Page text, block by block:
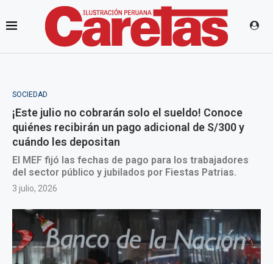
SOCIEDAD
¡Este julio no cobrarán solo el sueldo! Conoce
quiénes recibirán un pago adicional de S/300 y
cuándo les depositan
El MEF fijó las fechas de pago para los trabajadores
del sector público y jubilados por Fiestas Patrias.
3 julio, 2026